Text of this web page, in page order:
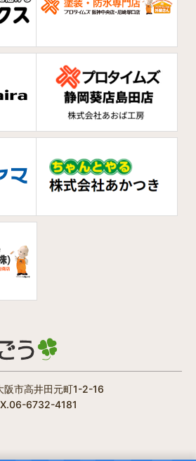
市高井田元町1-2-16
6732-4181